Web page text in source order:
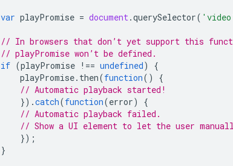
var playPromise = document.querySelector(
// In browsers that don’t yet support this
// playPromise won’t be defined.
if (playPromise !== undefined)
{
playPromise. then(function()
{
// Automatic playback started!
}).catch(function(error)
{
// Automatic playback failed.
// Show a UI element to let the user
});
}